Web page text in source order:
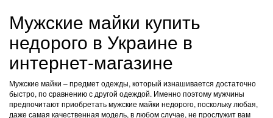
Мужские майки купить
недорого в Украине в
интернет-магазине
Мужские майки – предмет одежды, который изнашивается достаточно
быстро, по сравнению с другой одеждой. Именно поэтому мужчины
предпочитают приобретать мужские майки недорого, поскольку любая,
даже самая качественная модель, в любом случае, не прослужит вам